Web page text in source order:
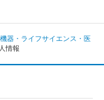
器・ライフサイエンス・医
情報